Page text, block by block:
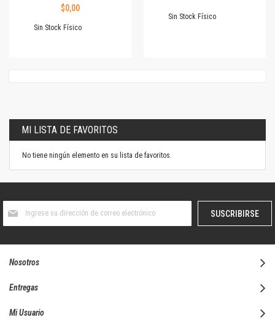
$0,00
Sin Stock Físico
Sin Stock Físico
MI LISTA DE FAVORITOS
No tiene ningún elemento en su lista de favoritos.
boletín
SUSCRIBIRSE
Nosotros
Entregas
Mi Usuario